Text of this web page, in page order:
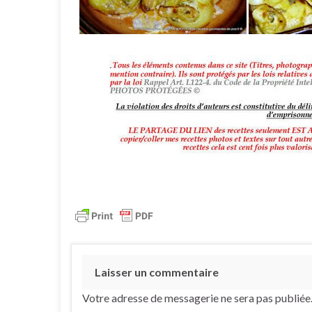
Laisser un commentaire
Votre adresse de messagerie ne sera pas publiée.